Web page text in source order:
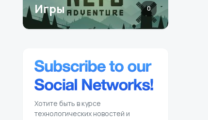
Игры 0
Хотите быть в курсе
технологических новостей и